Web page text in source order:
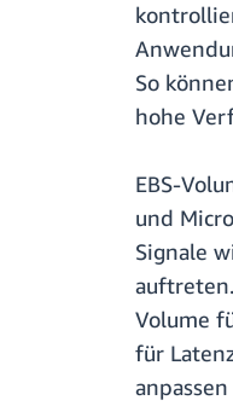
So
hohe
EBS-
und
Signale
Volume
für